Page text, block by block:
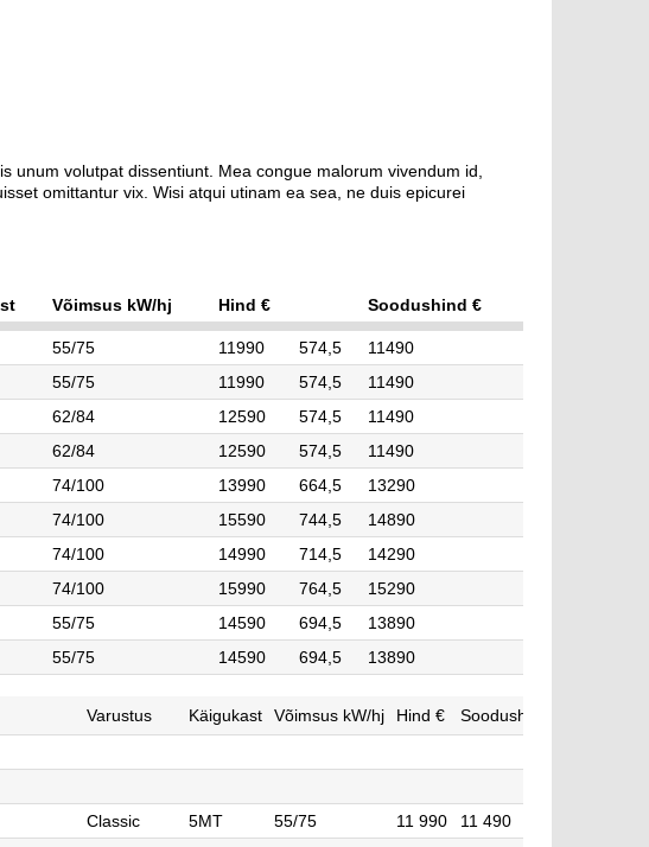
unum volutpat dissentiunt. Mea congue malorum vivendum id,
omittantur vix. Wisi atqui utinam ea sea, ne duis epicurei
Võimsus kW/hj Hind € Soodushind €
55/75 11990 574,5
11490
55/75 11990 574,5
11490
62/84 12590 574,5
11490
62/84 12590 574,5
11490
74/100 13990 664,5
13290
74/100 15590 744,5
14890
74/100 14990 714,5
14290
74/100 15990 764,5
15290
55/75 14590 694,5
13890
55/75 14590 694,5 13890
Varustus Käigukast Võimsus kW/hj Hind € Soodushind €
Classic 5MT 55/75 11 990
11 490